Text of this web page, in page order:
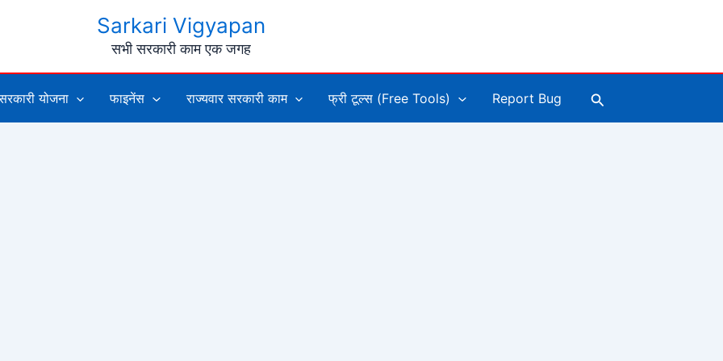
Sarkari Vigyapan
सभी सरकारी काम एक जगह
योजना फाइनेंस राज्यवार सरकारी काम फ्री टूल्स (Free Tools) Report Bug Search